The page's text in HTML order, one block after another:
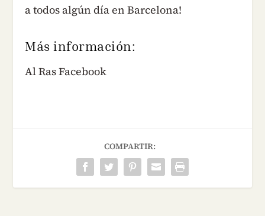
a todos algún día en Barcelona!
Más información:
Al Ras Facebook
COMPARTIR: